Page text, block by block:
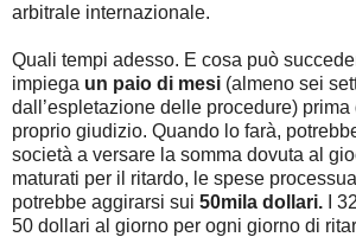
arbitrale internazionale.
Quali tempi adesso. E cosa può
impiega un paio di mesi (almeno sei
dall’espletazione delle procedure) prima
proprio giudizio. Quando lo farà,
società a versare la somma dovuta al
maturati per il ritardo, le spese
potrebbe aggirarsi sui 50mila dollari. I
50 dollari al giorno per ogni giorno di